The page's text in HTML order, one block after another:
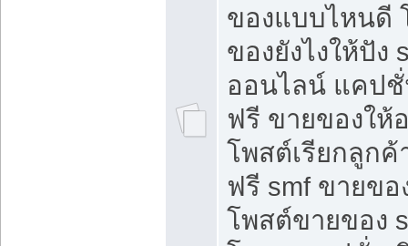
ของแบบไหนดี
ของยังไงให้ปั
ออนไลน์ แคป
ฟรี ขายของให้
โพสต์เรียกลูกค้
ฟรี smf ขายขอ
โพสต์ขายของ